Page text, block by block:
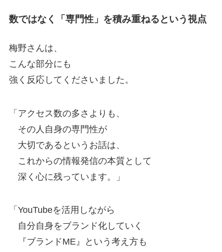
数ではなく「専門性」を積み重ねるという視点
梅野さんは、
こんな部分にも
強く反応してくださいました。
「アクセス数の多さよりも、
その人自身の専門性が
大切であるというお話は、
これからの情報発信の本質として
深く心に残っています。」
「YouTubeを活用しながら
自分自身をブランド化していく
『ブランドME』という考え方も